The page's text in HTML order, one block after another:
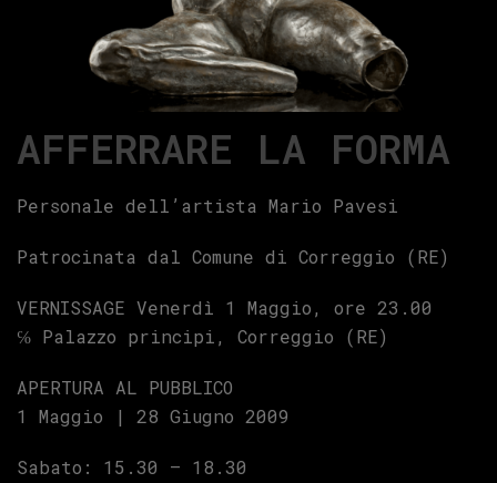
AFFERRARE LA FORMA
Personale dell’artista Mario Pavesi
Patrocinata dal Comune di Correggio (RE)
VERNISSAGE Venerdì 1 Maggio, ore 23.00
℅ Palazzo principi, Correggio (RE)
APERTURA AL PUBBLICO
1 Maggio | 28 Giugno 2009
Sabato: 15.30 – 18.30